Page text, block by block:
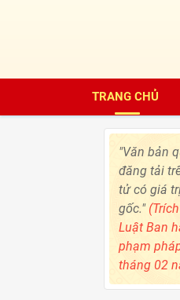
TRANG CHỦ
"Văn bản
đăng tải
tử có giá
gốc."
Luật Ban
phạm
tháng 02